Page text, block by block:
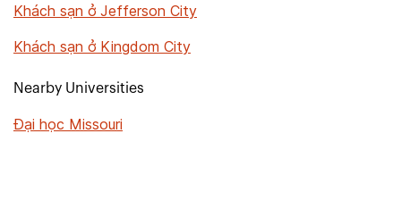
Khách sạn ở Jefferson City
Khách sạn ở Kingdom City
Nearby Universities
Đại học Missouri